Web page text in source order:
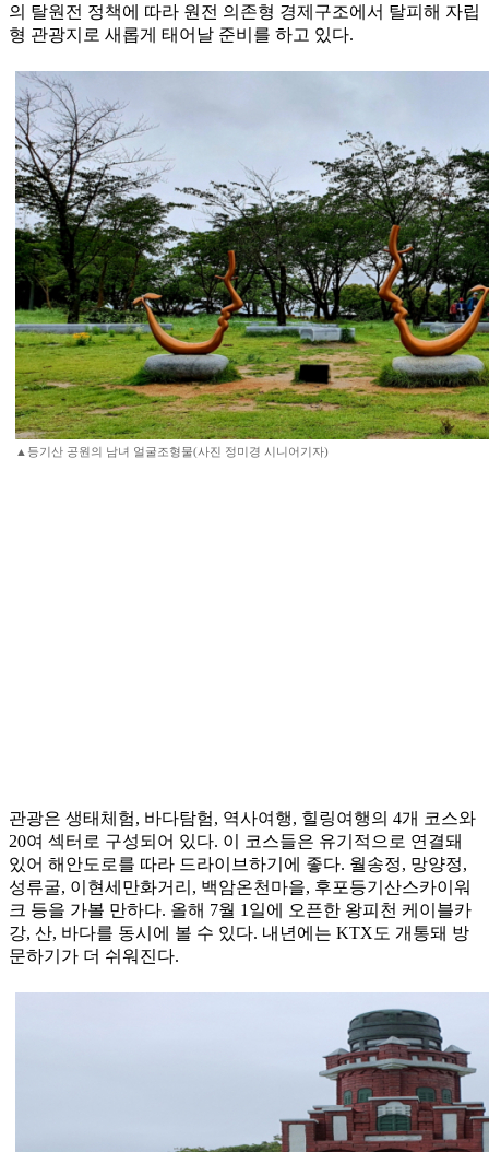
의 탈원전 정책에 따라 원전 의존형 경제구조에서 탈피해 자립
형 관광지로 새롭게 태어날 준비를 하고 있다.
▲등기산 공원의 남녀 얼굴조형물(사진 정미경 시니어기자)
관광은 생태체험, 바다탐험, 역사여행, 힐링여행의 4개 코스와
20여 섹터로 구성되어 있다. 이 코스들은 유기적으로 연결돼
있어 해안도로를 따라 드라이브하기에 좋다. 월송정, 망양정,
성류굴, 이현세만화거리, 백암온천마을, 후포등기산스카이워
크 등을 가볼 만하다. 올해 7월 1일에 오픈한 왕피천 케이블카
강, 산, 바다를 동시에 볼 수 있다. 내년에는 KTX도 개통돼 방
문하기가 더 쉬워진다.